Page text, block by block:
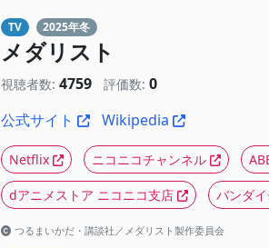
TV 2025年冬
メダリスト
視聴者数: 4759 評価数: 0
公式サイト
Wikipedia
Netflix ニコニコチャンネル
dアニメストア ニコニコ支店 バンダ
つるまいかだ・講談社／メダリスト製作委員会